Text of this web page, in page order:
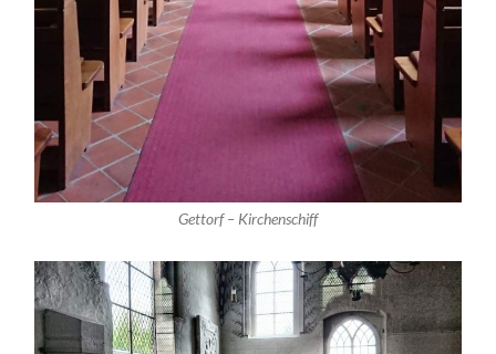
Gettorf – Kirchenschiff